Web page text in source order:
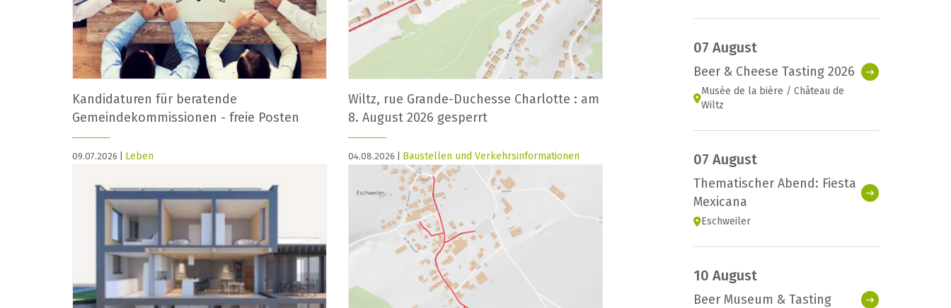
Kandidaturen für beratende
Gemeindekommissionen - freie Posten
09.07.2026 | Leben
Wiltz, rue Grande-Duchesse Charlotte : am
8. August 2026 gesperrt
04.08.2026 | Baustellen und Verkehrsinformationen
07 August
Beer & Cheese Tasting 2026
Musée de la bière / Château de
Wiltz
07 August
Thematischer Abend: Fiesta
Mexicana
Eschweiler
10 August
Beer Museum & Tasting